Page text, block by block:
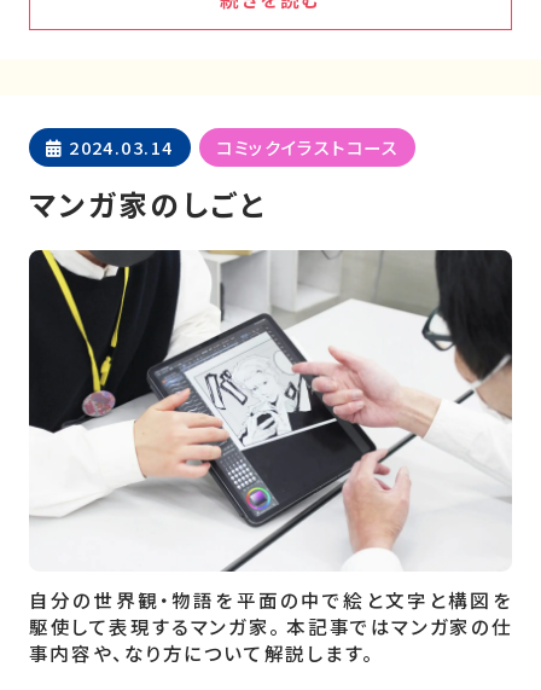
2024.03.14 コミックイラストコース
マンガ家のしごと
自分の世界観・物語を平面の中で絵と文字と構図を
駆使して表現するマンガ家。 本記事ではマンガ家の仕
事内容や、なり方について解説します。